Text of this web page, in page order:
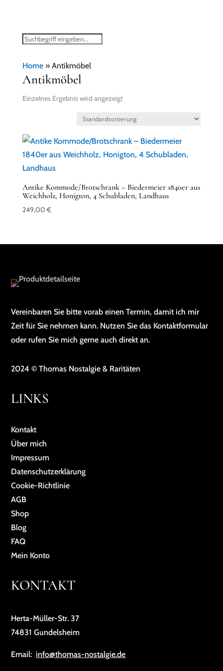
Home» Antikmöbel
Antikmöbel
Einzelnes Ergebnis wird angezeigt
Antike Kommode/Brotschrank – Biedermeier 1840er aus
Weichholz, Honigton, 4 Schubladen, Landhaus
249,00 €
Vereinbaren Sie bitte vorab einen Termin, damit ich mir
Zeit für Sie nehmen kann. Nutzen Sie das Kontaktformular
oder rufen Sie mich gerne auch direkt an.
2024 © Thomas Nostalgie & Raritäten
LINKS
Kontakt
Über mich
Impressum
Da­ten­schutz­er­klä­rung
Cookie-Richtlinie
AGB
Shop
Blog
FAQ
Mein Konto
KONTAKT
Herta-Müller-Str. 37
74831 Gundelsheim
Email: info@thomas-nostalgie.de